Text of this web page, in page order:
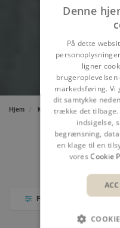
Hjem Kursus
KURSER
FILTER
Denne
På dette
ligner
markedsføring. Vi
dit samtykke
trække det
indsigelse,
begrænsning,
en klage til en
voresCookie